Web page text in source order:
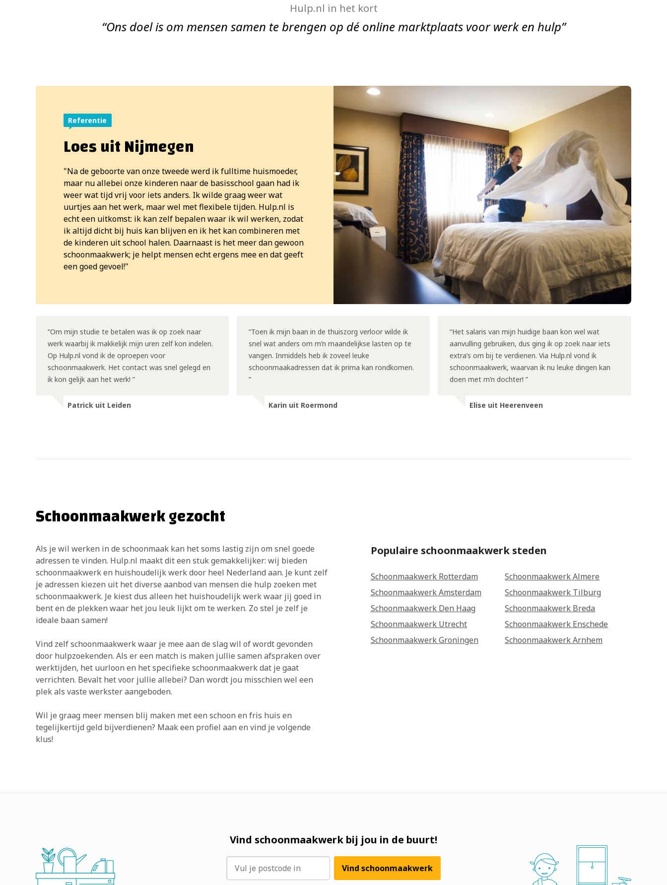
Hulp.nl in het kort
Ons doel is om mensen samen te brengen op dé online marktplaats voor werk en hulp
Loes uit Nijmegen
Na de geboorte van onze tweede werd ik fulltime huismoeder,
maar nu allebei onze kinderen naar de basisschool gaan had ik
weer wat tijd vrij voor iets anders. Ik wilde graag weer wat
uurtjes aan het werk, maar wel met flexibele tijden. Hulp.nl is
echt een uitkomst: ik kan zelf bepalen waar ik wil werken, zodat
ik altijd dicht bij huis kan blijven en ik het kan combineren met
de kinderen uit school halen. Daarnaast is het meer dan gewoon
schoonmaakwerk; je helpt mensen echt ergens mee en dat geeft
een goed gevoel!
Om mijn studie te betalen was ik op zoek naar
werk waarbij ik makkelijk mijn uren zelf kon indelen.
Op Hulp.nl vond ik de oproepen voor
schoonmaakwerk. Het contact was snel gelegd en
ik kon gelijk aan het werk!
Patrick uit Leiden
Toen ik mijn baan in de thuiszorg verloor wilde ik
snel wat anders om m’n maandelijkse lasten op te
vangen. Inmiddels heb ik zoveel leuke
schoonmaakadressen dat ik prima kan rondkomen.
Karin uit Roermond
Het salaris van mijn huidige baan kon wel wat
aanvulling gebruiken, dus ging ik op zoek naar iets
extra’s om bij te verdienen. Via Hulp.nl vond ik
schoonmaakwerk, waarvan ik nu leuke dingen kan
doen met m’n dochter!
Elise uit Heerenveen
Schoonmaakwerk gezocht
Als je wil werken in de schoonmaak kan het soms lastig zijn om snel goede
adressen te vinden. Hulp.nl maakt dit een stuk gemakkelijker: wij bieden
schoonmaakwerk en huishoudelijk werk door heel Nederland aan. Je kunt zelf
je adressen kiezen uit het diverse aanbod van mensen die hulp zoeken met
schoonmaakwerk. Je kiest dus alleen het huishoudelijk werk waar jij goed in
bent en de plekken waar het jou leuk lijkt om te werken. Zo stel je zelf je
ideale baan samen!
Vind zelf schoonmaakwerk waar je mee aan de slag wil of wordt gevonden
door hulpzoekenden. Als er een match is maken jullie samen afspraken over
werktijden, het uurloon en het specifieke schoonmaakwerk dat je gaat
verrichten. Bevalt het voor jullie allebei? Dan wordt jou misschien wel een
plek als vaste werkster aangeboden.
Wil je graag meer mensen blij maken met een schoon en fris huis en
tegelijkertijd geld bijverdienen? Maak een profiel aan en vind je volgende
klus!
Populaire schoonmaakwerk steden
Schoonmaakwerk Rotterdam
Schoonmaakwerk Amsterdam
Schoonmaakwerk Den Haag
Schoonmaakwerk Utrecht
Schoonmaakwerk Groningen
Schoonmaakwerk Almere
Schoonmaakwerk Tilburg
Schoonmaakwerk Breda
Schoonmaakwerk Enschede
Schoonmaakwerk Arnhem
Vind schoonmaakwerk bij jou in de buurt!
Vind schoonmaakwerk